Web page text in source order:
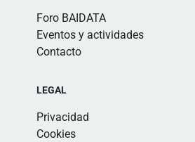
Foro BAIDATA
Eventos y actividades
Contacto
LEGAL
Privacidad
Cookies